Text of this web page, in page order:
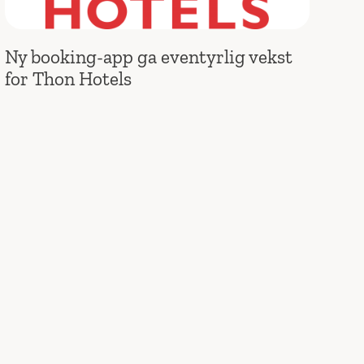
Ny booking-app ga eventyrlig vekst
for Thon Hotels